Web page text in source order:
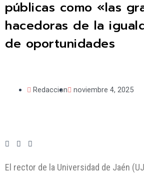
públicas como «las
hacedoras de la
de oportunidades
Redaccion noviembre 4, 2025
El rector de la Universidad de Jaén